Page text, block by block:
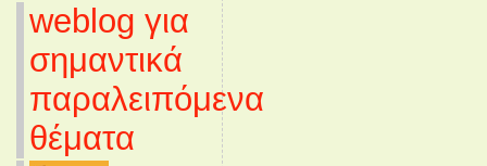
weblog για
σημαντικά
παραλειπόμενα
θέματα